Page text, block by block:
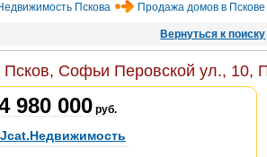
Пскова Продажа домов в Пскове
Вернуться к поиску
Софьи Перовской ул., 10,
980 000 руб.
Jcat.Недвижимость